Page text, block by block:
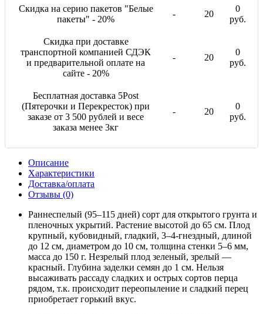
Скидка на серию пакетов "Белые
пакеты" - 20%
- 20
0
руб.
Скидка при доставке
транспортной компанией СДЭК
и предварительной оплате на
сайте - 20%
- 20
0
руб.
Бесплатная доставка 5Post
(Пятерочки и Перекресток) при
заказе от 3 500 рублей и весе
заказа менее 3кг
- 20
0
руб.
Описание
Характеристики
Доставка/оплата
Отзывы (0)
Раннеспелый (95–115 дней) сорт для открытого грунта и
пленочных укрытий. Растение высотой до 65 см. Плод
крупный, кубовидный, гладкий, 3–4-гнездный, длиной
до 12 см, диаметром до 10 см, толщина стенки 5–6 мм,
масса до 150 г. Незрелый плод зеленый, зрелый —
красный. Глубина заделки семян до 1 см. Нельзя
высаживать рассаду сладких и острых сортов перца
рядом, т.к. происходит переопыление и сладкий перец
приобретает горький вкус.